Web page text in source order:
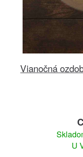
Vianočná
U